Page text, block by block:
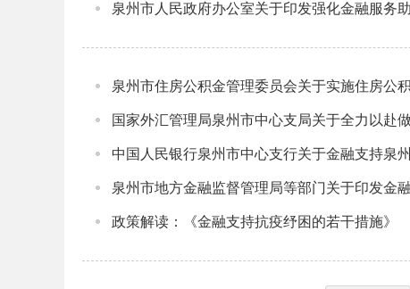
泉州市人民政府办公室关于印发强化金融服务
泉州市住房公积金管理委员会关于实施住房公
国家外汇管理局泉州市中心支局关于全力以赴
中国人民银行泉州市中心支行关于金融支持泉
泉州市地方金融监督管理局等部门关于印发金
政策解读：《金融支持抗疫纾困的若干措施》